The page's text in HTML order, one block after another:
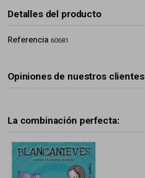
Detalles del producto
Referencia 60681
Opiniones de nuestros clientes
La combinación perfecta: